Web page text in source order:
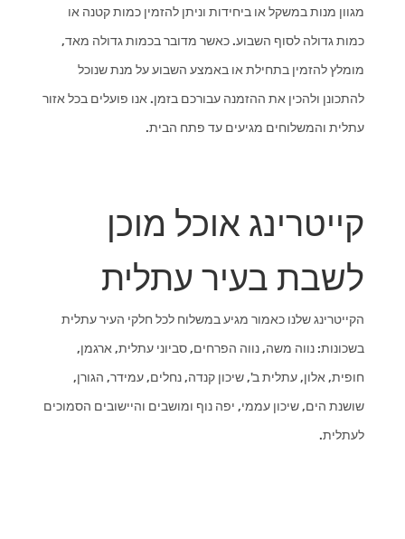
מגוון מנות במשקל או ביחידות וניתן להזמין כמות קטנה או
כמות גדולה לסוף השבוע. כאשר מדובר בכמות גדולה מאד,
מומלץ להזמין בתחילת או באמצע השבוע על מנת שנוכל
להתכונן ולהכין את ההזמנה עבורכם בזמן. אנו פועלים בכל אזור
עתלית והמשלוחים מגיעים עד פתח הבית.
קייטרינג אוכל מוכן
לשבת בעיר עתלית
הקייטרינג שלנו כאמור מגיע במשלוח לכל חלקי העיר עתלית
בשכונות: נווה משה, נווה הפרחים, סביוני עתלית, ארגמן,
חופית, אלון, עתלית ב', שיכון קנדה, נחלים, עמידר, הגורן,
שושנת הים, שיכון עממי, יפה נוף ומושבים והיישובים הסמוכים
לעתלית.